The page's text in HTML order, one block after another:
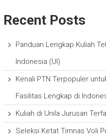
Recent Posts
Panduan Lengkap Kuliah
Indonesia (UI)
Kenali PTN Terpopuler
Fasilitas Lengkap di
Kuliah di Unila Jurusan
Seleksi Ketat Timnas Voli